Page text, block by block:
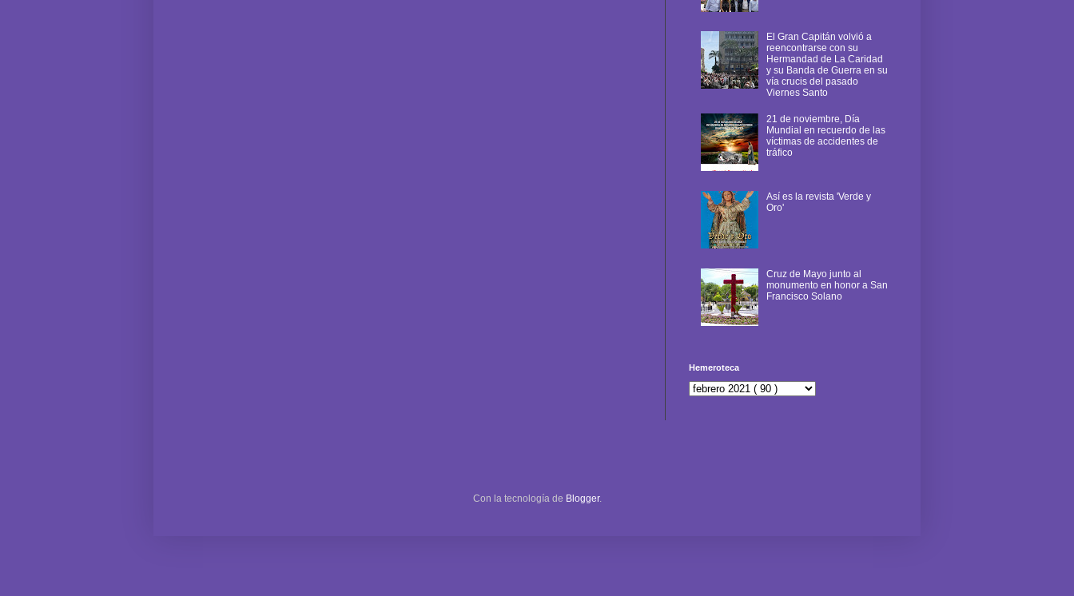
El Gran Capitán volvió a
reencontrarse con su
Hermandad de La Caridad
y su Banda de Guerra en su
vía crucis del pasado
Viernes Santo
21 de noviembre, Día
Mundial en recuerdo de las
víctimas de accidentes de
tráfico
Así es la revista 'Verde y
Oro'
Cruz de Mayo junto al
monumento en honor a San
Francisco Solano
Hemeroteca
Con la tecnología de Blogger.